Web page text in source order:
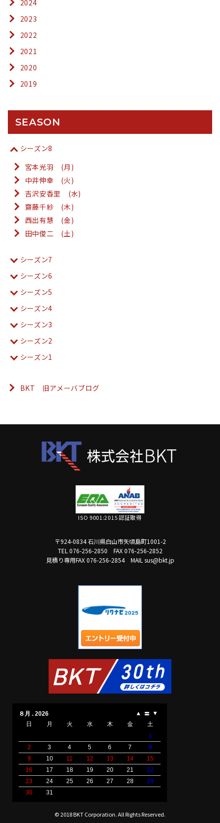
2024
2023
2022
2021
2020
2019
SEASON
シーズン8
宮本光羽 (月)
中井伸幸 (火)
吉沢安香里 (水)
齋藤千紗 (木)
西出有慧 (金)
田中俊二 (土)
シーズン7
シーズン6
シーズン5
シーズン4
シーズン3
シーズン2
シーズン1
BKT 旧アメーバブログ
ISO 9001:2015 認証取得
〒924-0834 石川県白山市矢頃島町1001-2
TEL 076-256-2850
FAX 076-256-2852
見積り専用FAX 076-256-2854
MAIL sus@bkt.jp
© 2018 BKT Corporation. All Rights Reserved.